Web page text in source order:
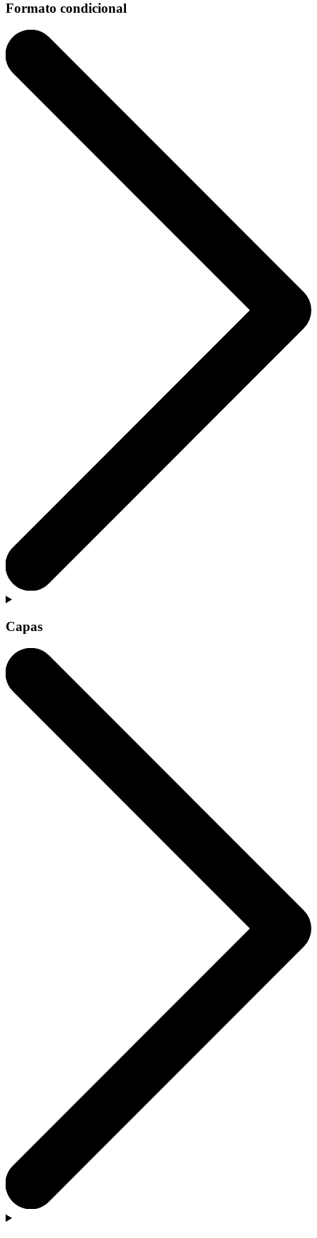
Formato condicional
Capas